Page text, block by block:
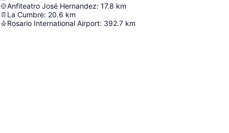
Anfiteatro José Hernandez: 17.8 km
La Cumbre: 20.6 km
Rosario International Airport: 392.7 km